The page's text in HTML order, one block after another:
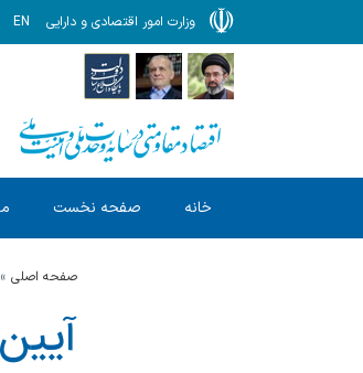
وزارت امور اقتصادی و دارایی EN
خانه صفحه نخست
صفحه اصلی